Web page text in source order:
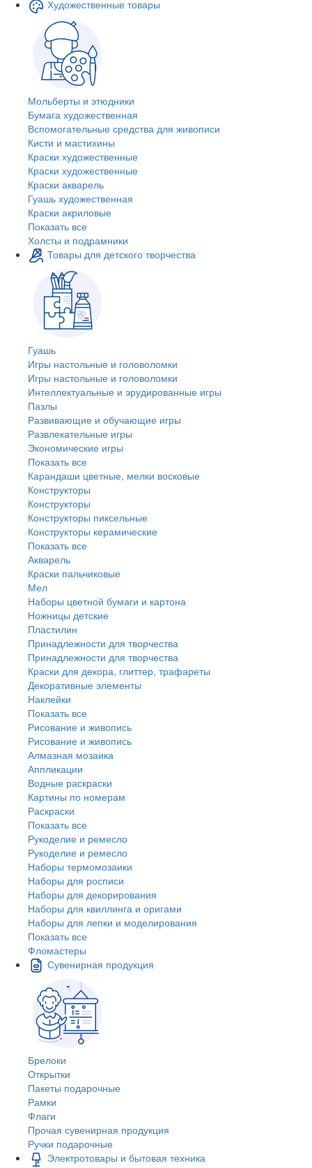
Художественные товары
Мольберты и этюдники
Бумага художественная
Вспомогательные средства для живописи
Кисти и мастихины
Краски художественные
Краски художественные
Краски акварель
Гуашь художественная
Краски акриловые
Показать все
Холсты и подрамники
Товары для детского творчества
Гуашь
Игры настольные и головоломки
Игры настольные и головоломки
Интеллектуальные и эрудированные игры
Пазлы
Развивающие и обучающие игры
Развлекательные игры
Экономические игры
Показать все
Карандаши цветные, мелки восковые
Конструкторы
Конструкторы
Конструкторы пиксельные
Конструкторы керамические
Показать все
Акварель
Краски пальчиковые
Мел
Наборы цветной бумаги и картона
Ножницы детские
Пластилин
Принадлежности для творчества
Принадлежности для творчества
Краски для декора, глиттер, трафареты
Декоративные элементы
Наклейки
Показать все
Рисование и живопись
Рисование и живопись
Алмазная мозаика
Аппликации
Водные раскраски
Картины по номерам
Раскраски
Показать все
Рукоделие и ремесло
Рукоделие и ремесло
Наборы термомозаики
Наборы для росписи
Наборы для декорирования
Наборы для квиллинга и оригами
Наборы для лепки и моделирования
Показать все
Фломастеры
Сувенирная продукция
Брелоки
Открытки
Пакеты подарочные
Рамки
Флаги
Прочая сувенирная продукция
Ручки подарочные
Электротовары и бытовая техника